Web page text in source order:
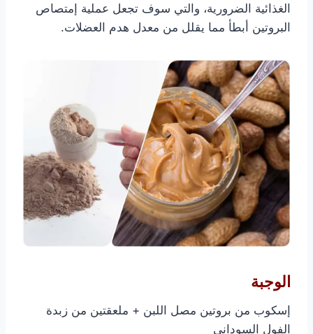
الغذائية الضرورية، والتي سوف تجعل عملية إمتصاص
البروتين أبطأ مما يقلل من معدل هدم العضلات.
الوجبة
إسكوب من بروتين مصل اللبن + ملعقتين من زبدة
الفول السوداني